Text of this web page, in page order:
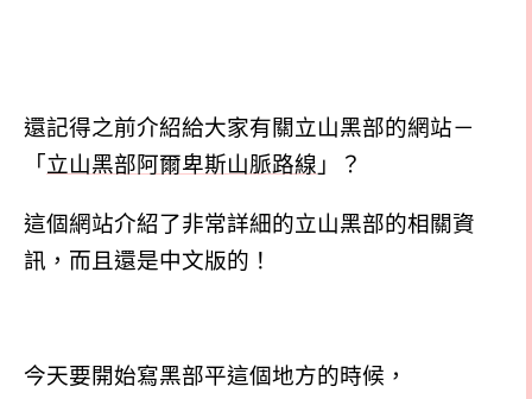
還記得之前介紹給大家有關立山黑部的網站－
「 立山黑部阿爾卑斯山脈路線 」？
這個網站介紹了非常詳細的立山黑部的相關資
訊，而且還是中文版的！
今天要開始寫黑部平這個地方的時候，